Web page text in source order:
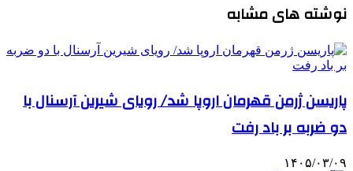
نوشته های مشابه
پاریسن ژرمن قهرمان اروپا شد/ رویای شیرین آرسنال با
دو ضربه بر باد رفت
۱۴۰۵/۰۳/۰۹